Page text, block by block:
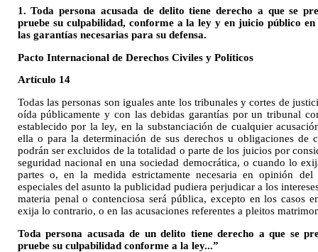
1. Toda persona acusada de delito tiene derecho a que se
pruebe su culpabilidad, conforme a la ley y en juicio público en
las garantías necesarias para su defensa.
Pacto Internacional de Derechos Civiles y Políticos
Artículo 14
Todas las personas son iguales ante los tribunales y cortes de
oída públicamente y con las debidas garantías por un tribunal
establecido por la ley, en la substanciación de cualquier
ella o para la determinación de sus derechos u obligaciones
podrán ser excluidos de la totalidad o parte de los juicios por
seguridad nacional en una sociedad democrática, o cuando lo
partes o, en la medida estrictamente necesaria en opinión
especiales del asunto la publicidad pudiera perjudicar a los
materia penal o contenciosa será pública, excepto en los casos
exija lo contrario, o en las acusaciones referentes a pleitos
Toda persona acusada de un delito tiene derecho a que se
pruebe su culpabilidad conforme a la ley...”